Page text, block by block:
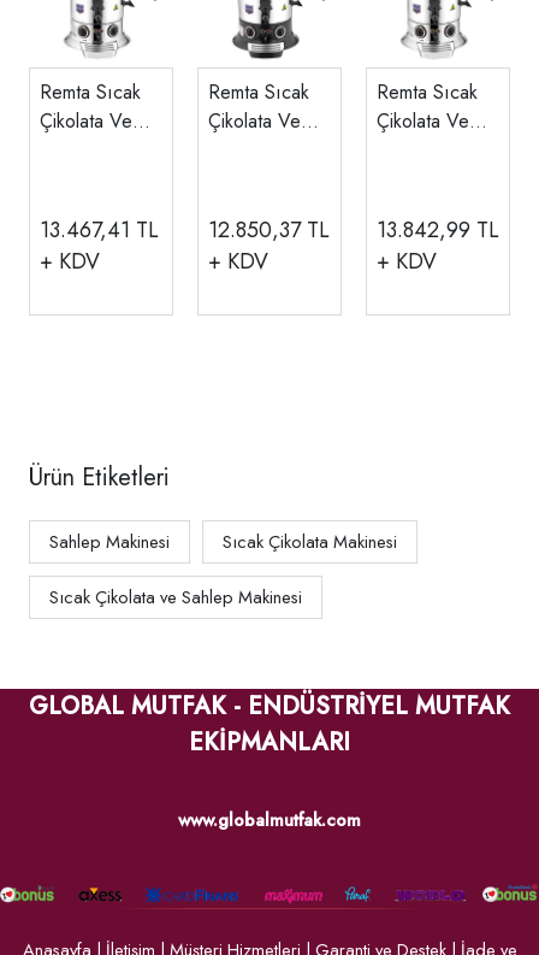
Remta Sıcak
Çikolata Ve
CS4
13.467,41 TL
+ KDV
Remta Sıcak
Çikolata Ve
CS3
12.850,37TL
+ KDV
Remta Sıcak
Çikolata Ve
CS2
13.842,99 TL
+ KDV
Ürün Etiketleri
Sahlep Makinesi Sıcak Çikolata Makinesi
Sıcak Çikolata ve Sahlep Makinesi
GLOBAL MUTFAK - ENDÜSTRİYEL MUTFAK
EKİPMANLARI
www.globalmutfak.com